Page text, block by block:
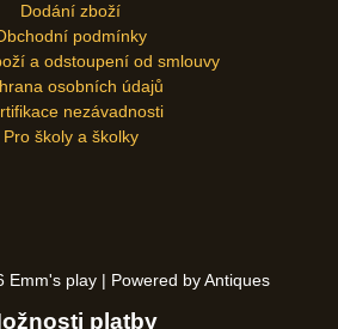
Dodání zboží
podmínky
a odstoupení od smlouvy
osobních údajů
nezávadnosti
Pro školy a školky
Emm's play | Powered by Antiques
platby